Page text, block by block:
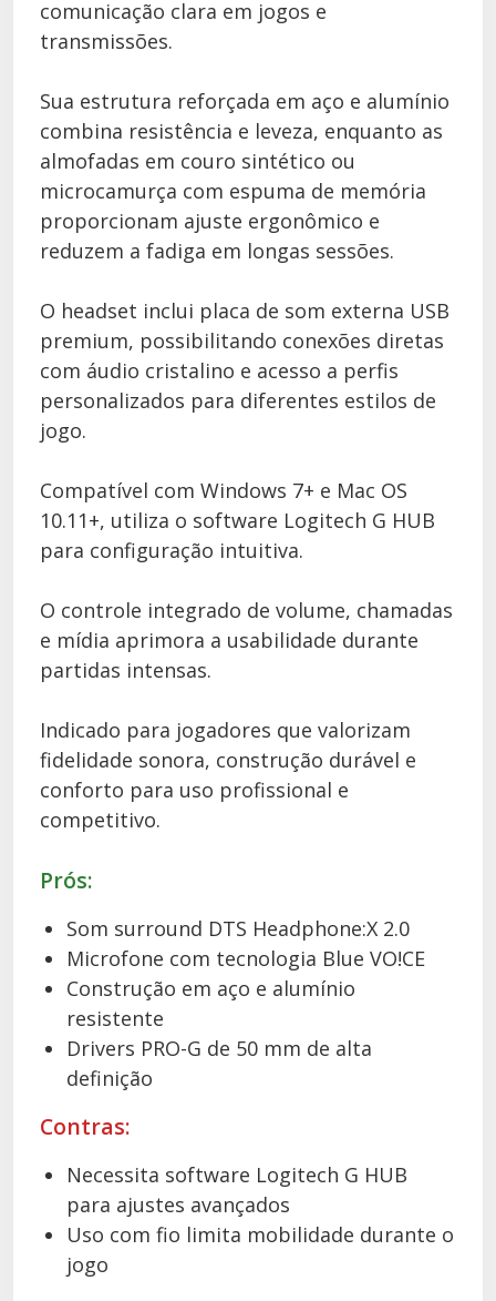
comunicação clara em jogos e
transmissões.
Sua estrutura reforçada em aço e alumínio
combina resistência e leveza, enquanto as
almofadas em couro sintético ou
microcamurça com espuma de memória
proporcionam ajuste ergonômico e
reduzem a fadiga em longas sessões.
O headset inclui placa de som externa USB
premium, possibilitando conexões diretas
com áudio cristalino e acesso a perfis
personalizados para diferentes estilos de
jogo.
Compatível com Windows 7+ e Mac OS
10.11+, utiliza o software Logitech G HUB
para configuração intuitiva.
O controle integrado de volume, chamadas
e mídia aprimora a usabilidade durante
partidas intensas.
Indicado para jogadores que valorizam
fidelidade sonora, construção durável e
conforto para uso profissional e
competitivo.
Prós:
Som surround DTS Headphone:X 2.0
Microfone com tecnologia Blue VO!CE
Construção em aço e alumínio
resistente
Drivers PRO-G de 50 mm de alta
definição
Contras:
Necessita software Logitech G HUB
para ajustes avançados
Uso com fio limita mobilidade durante o
jogo